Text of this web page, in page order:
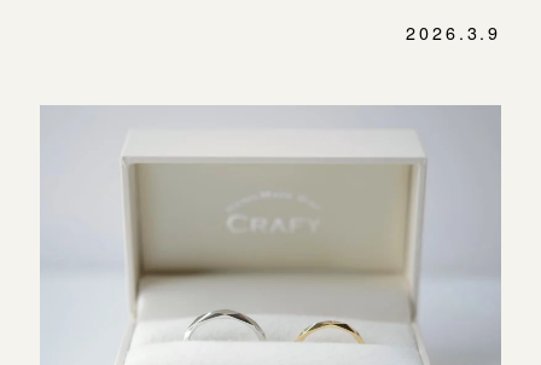
2026.3.9